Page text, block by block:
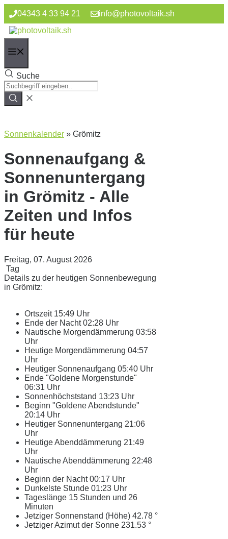
Zum
Inhalt
springen
04343 4 33 94 21 info@photovoltaik.sh
Suche
Sonnenkalender » Grömitz
Sonnenaufgang &
Sonnenuntergang
in Grömitz - Alle
Zeiten und Infos
für heute
Freitag, 07. August 2026
Tag
Details zu der heutigen Sonnenbewegung
in Grömitz:
Ortszeit 15:49 Uhr
Ende der Nacht02:28 Uhr
Nautische Morgendämmerung 03:58
Uhr
Heutige Morgendämmerung 04:57
Uhr
Heutiger Sonnenaufgang 05:40 Uhr
Ende "Goldene Morgenstunde"
06:31 Uhr
Sonnenhöchststand 13:23 Uhr
Beginn "Goldene Abendstunde"
20:14 Uhr
Heutiger Sonnenuntergang 21:06
Uhr
Heutige Abenddämmerung 21:49
Uhr
Nautische Abenddämmerung 22:48
Uhr
Beginn der Nacht00:17 Uhr
Dunkelste Stunde 01:23 Uhr
Tageslänge 15 Stunden und 26
Minuten
Jetziger Sonnenstand (Höhe) 42.78 °
Jetziger Azimut der Sonne 231.53 °